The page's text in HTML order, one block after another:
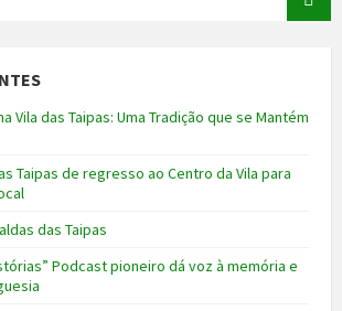
Vila das Taipas: Uma Tradição que se Mantém
Taipas de regresso ao Centro da Vila para
das Taipas
Podcast pioneiro dá voz à memória e